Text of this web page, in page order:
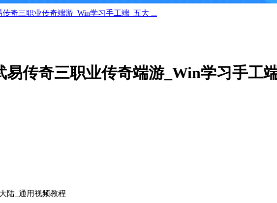
奇三职业传奇端游_Win学习手工端_五大 ...
传奇三职业传奇端游_Win学习手工
陆_通用视频教程